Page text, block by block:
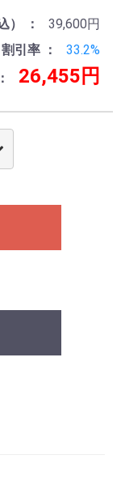
）
39,600円
割引率
33.2%
26,455円